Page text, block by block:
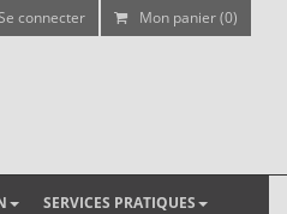
connecter Mon panier (0)
SERVICES PRATIQUES